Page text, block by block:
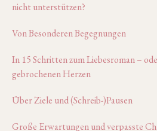
nicht unterstützen?
Von Besonderen Begegnungen
In 15 Schritten zum Liebesroman –
gebrochenen Herzen
Über Ziele und (Schreib-)Pausen
Große Erwartungen und verpasste